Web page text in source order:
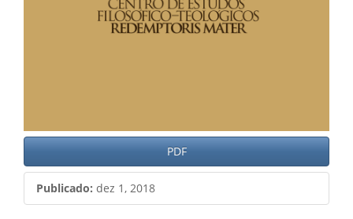
PDF
Publicado: dez 1, 2018